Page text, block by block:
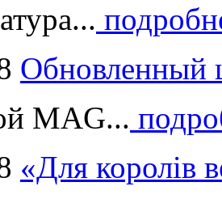
Обновленный
MAG...
«Для королів